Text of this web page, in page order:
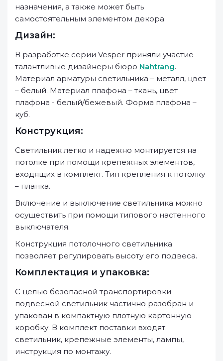
назначения, а также может быть
самостоятельным элементом декора.
Дизайн:
В разработке серии Vesper приняли участие
талантливые дизайнеры бюро Nahtrang.
Материал арматуры светильника – металл, цвет
– белый. Материал плафона – ткань, цвет
плафона - белый/бежевый. Форма плафона –
куб.
Конструкция:
Светильник легко и надежно монтируется на
потолке при помощи крепежных элементов,
входящих в комплект. Тип крепления к потолку
– планка.
Включение и выключение светильника можно
осуществить при помощи типового настенного
выключателя.
Конструкция потолочного светильника
позволяет регулировать высоту его подвеса.
Комплектация и упаковка:
С целью безопасной транспортировки
подвесной светильник частично разобран и
упакован в компактную плотную картонную
коробку. В комплект поставки входят:
светильник, крепежные элементы, лампы,
инструкция по монтажу.